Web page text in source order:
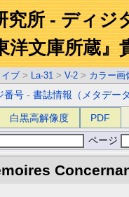
究所 - ディジ
洋文庫所蔵』
ブ > La-31 > V-2 > カラー画
番号 -書誌情報（メタデー
白黒高解像度 PDF
ページ